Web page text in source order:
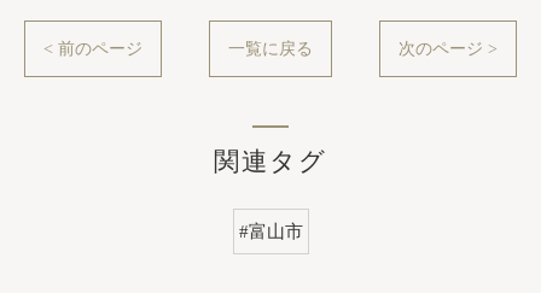
< 前のページ 一覧に戻る 次のページ >
関連タグ
#富山市